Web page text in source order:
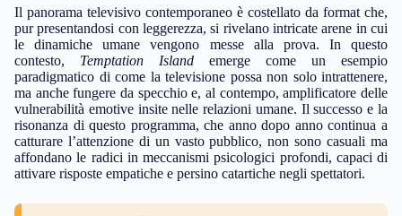
Il panorama televisivo contemporaneo è costellato da format che,
pur presentandosi con leggerezza, si rivelano intricate arene in cui
le dinamiche umane vengono messe alla prova. In questo
contesto, Temptation Island emerge come un esempio
paradigmatico di come la televisione possa non solo intrattenere,
ma anche fungere da specchio e, al contempo, amplificatore delle
vulnerabilità emotive insite nelle relazioni umane. Il successo e la
risonanza di questo programma, che anno dopo anno continua a
catturare l’attenzione di un vasto pubblico, non sono casuali ma
affondano le radici in meccanismi psicologici profondi, capaci di
attivare risposte empatiche e persino catartiche negli spettatori.